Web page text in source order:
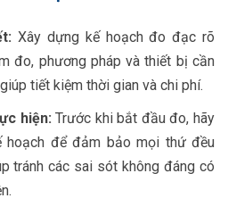
Xây dựng kế hoạch đo đạc rõ
đo, phương pháp và thiết bị cần
tiết kiệm thời gian và chi phí.
hiện: Trước khi bắt đầu đo, hãy
hoạch để đảm bảo mọi thứ đều
tránh các sai sót không đáng có